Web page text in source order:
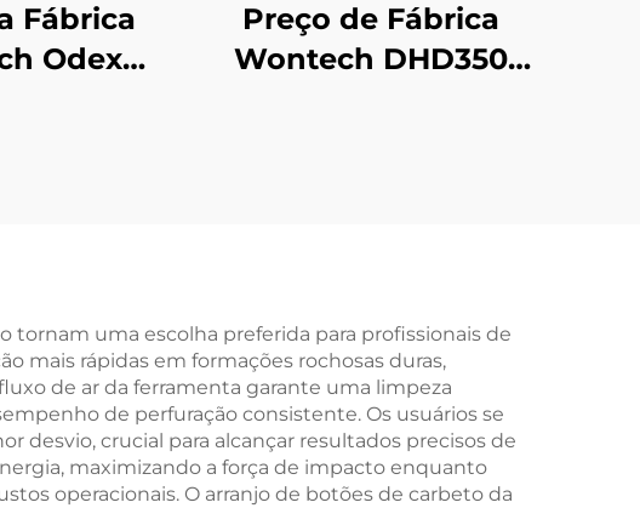
Fábrica
Odex
Preço de Fábrica
Wontech DHD350
tornam uma escolha preferida para profissionais de
mais rápidas em formações rochosas duras,
de ar da ferramenta garante uma limpeza
de perfuração consistente. Os usuários se
desvio, crucial para alcançar resultados precisos de
maximizando a força de impacto enquanto
operacionais. O arranjo de botões de carbeto da